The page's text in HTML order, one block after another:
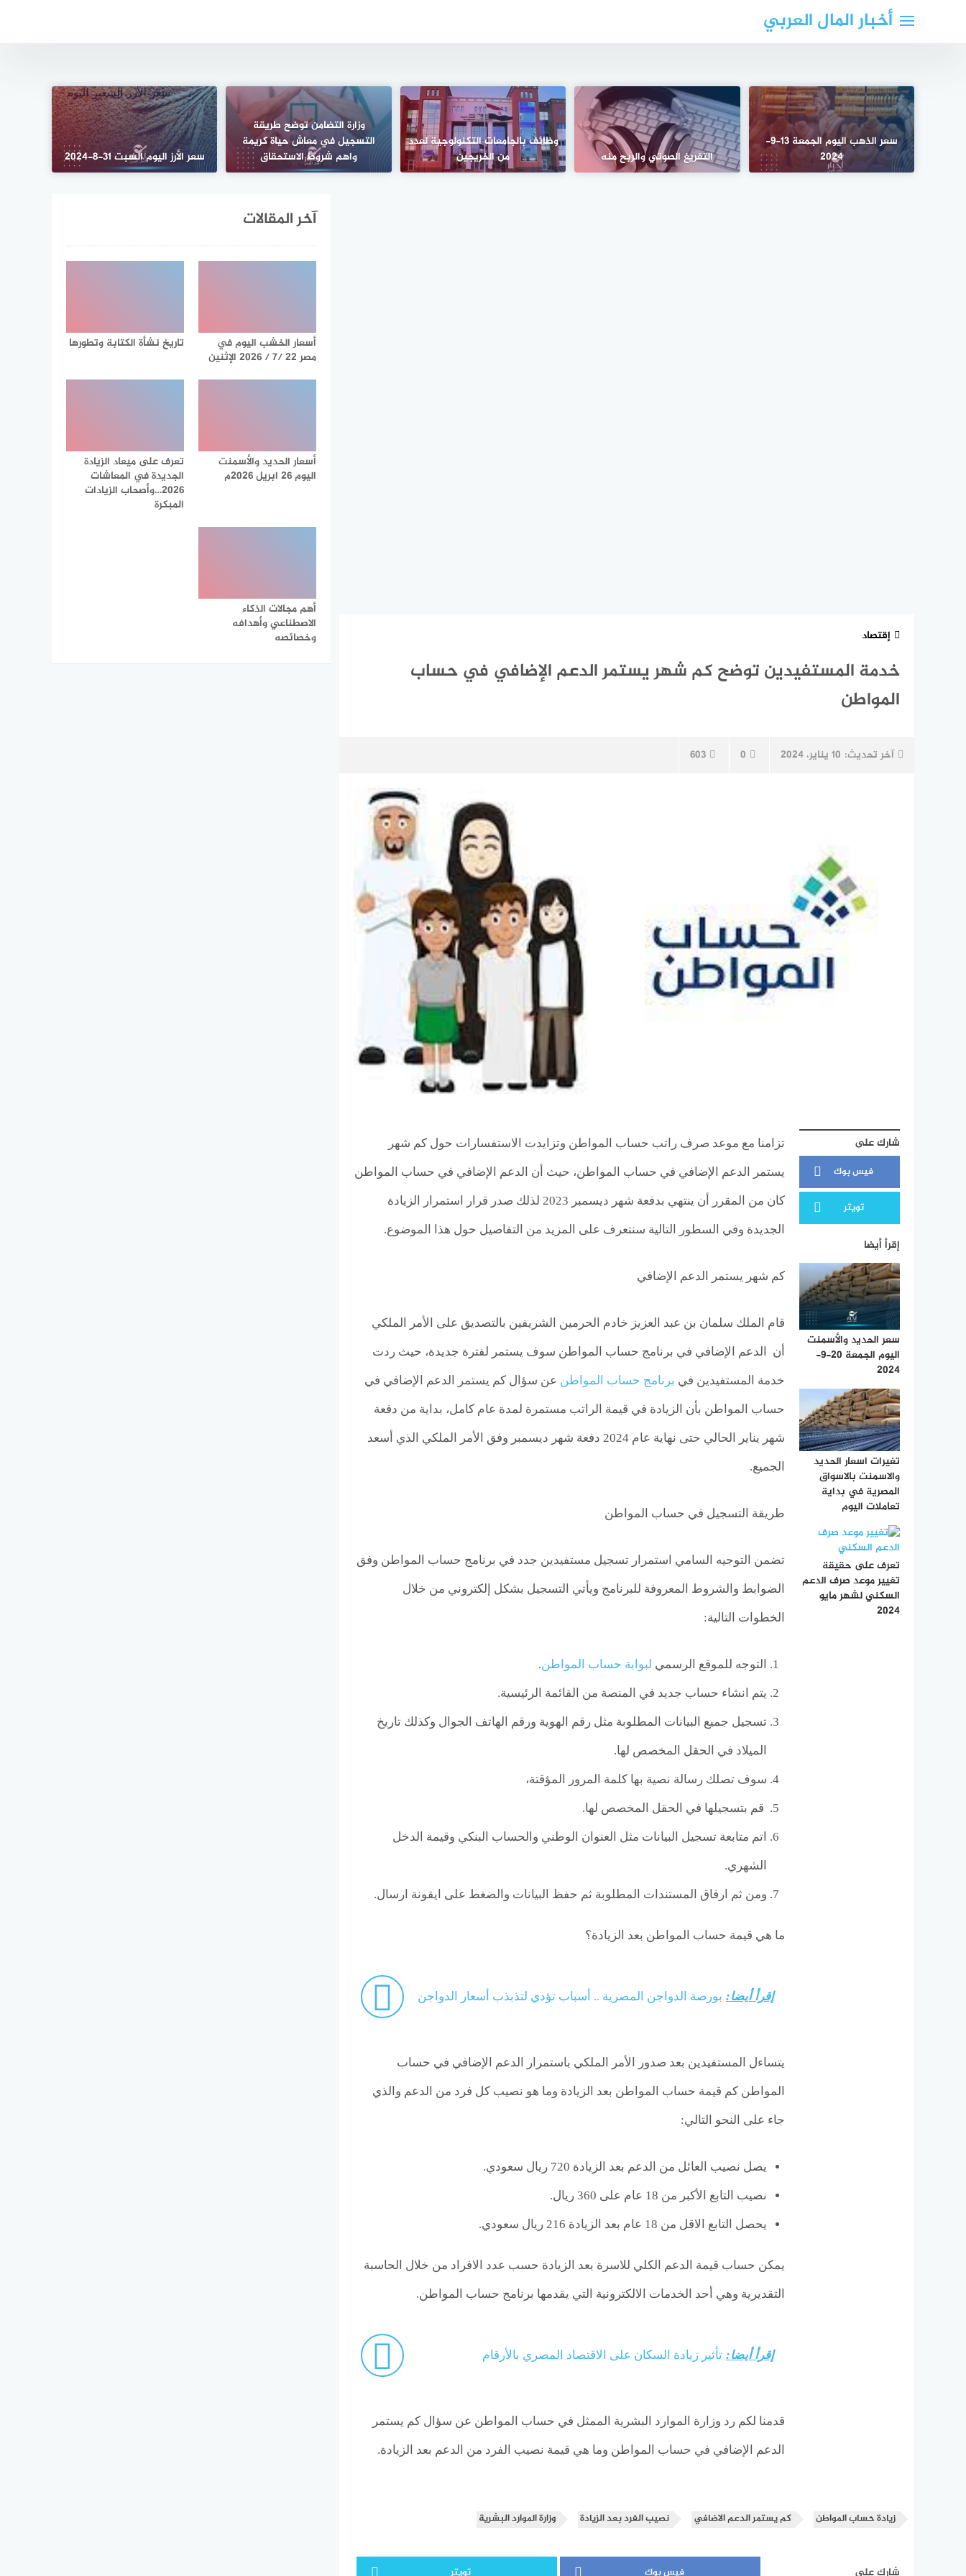
أخبار المال العربي
سعر الذهب اليوم الجمعة 13-9-
2024
التفريغ الصوتي والربح منه
وظائف بالجامعات التكنولوجية لعدد
من الخريجين
وزارة التضامن توضح طريقة
التسجيل في معاش حياة كريمة
واهم شروط الاستحقاق
سعر الأرز اليوم السبت 31-8-2024
إقتصاد
خدمة المستفيدين توضح كم شهر يستمر الدعم الإضافي في حساب
المواطن
آخر تحديث: 10 يناير، 2024 0
603
شارك على
فيس بوك
تويتر
إقرأ أيضا
سعر الحديد والأسمنت
اليوم الجمعة 20-9-
2024
تغيرات اسعار الحديد
والاسمنت بالاسواق
المصرية في بداية
تعاملات اليوم
تعرف على حقيقة
تغيير موعد صرف الدعم
السكني لشهر مايو
2024
تزامنا مع موعد صرف راتب حساب المواطن وتزايدت الاستفسارات حول كم شهر
يستمر الدعم الإضافي في حساب المواطن، حيث أن الدعم الإضافي في حساب المواطن
كان من المقرر أن ينتهي بدفعة شهر ديسمبر 2023 لذلك صدر قرار استمرار الزيادة
الجديدة وفي السطور التالية سنتعرف على المزيد من التفاصيل حول هذا الموضوع.
كم شهر يستمر الدعم الإضافي
قام الملك سلمان بن عبد العزيز خادم الحرمين الشريفين بالتصديق على الأمر الملكي
أن الدعم الإضافي في برنامج حساب المواطن سوف يستمر لفترة جديدة، حيث ردت
خدمة المستفيدين في برنامج حساب المواطن عن سؤال كم يستمر الدعم الإضافي في
حساب المواطن بأن الزيادة في قيمة الراتب مستمرة لمدة عام كامل، بداية من دفعة
شهر يناير الحالي حتى نهاية عام 2024 دفعة شهر ديسمبر وفق الأمر الملكي الذي أسعد
الجميع.
طريقة التسجيل في حساب المواطن
تضمن التوجيه السامي استمرار تسجيل مستفيدين جدد في برنامج حساب المواطن وفق
الضوابط والشروط المعروفة للبرنامج ويأتي التسجيل بشكل إلكتروني من خلال
الخطوات التالية:
التوجه للموقع الرسمي لبوابة حساب المواطن.
يتم انشاء حساب جديد في المنصة من القائمة الرئيسية.
تسجيل جميع البيانات المطلوبة مثل رقم الهوية ورقم الهاتف الجوال وكذلك تاريخ
الميلاد في الحقل المخصص لها.
سوف تصلك رسالة نصية بها كلمة المرور المؤقتة،
قم بتسجيلها في الحقل المخصص لها.
اتم متابعة تسجيل البيانات مثل العنوان الوطني والحساب البنكي وقيمة الدخل
الشهري.
ومن ثم ارفاق المستندات المطلوبة ثم حفظ البيانات والضغط على ايقونة ارسال.
ما هي قيمة حساب المواطن بعد الزيادة؟
إقرأ أيضا: بورصة الدواجن المصرية .. أسباب تؤدي لتذبذب أسعار الدواجن
يتساءل المستفيدين بعد صدور الأمر الملكي باستمرار الدعم الإضافي في حساب
المواطن كم قيمة حساب المواطن بعد الزيادة وما هو نصيب كل فرد من الدعم والذي
جاء على النحو التالي:
يصل نصيب العائل من الدعم بعد الزيادة 720 ريال سعودي.
نصيب التابع الأكبر من 18 عام على 360 ريال.
يحصل التابع الاقل من 18 عام بعد الزيادة 216 ريال سعودي.
يمكن حساب قيمة الدعم الكلي للاسرة بعد الزيادة حسب عدد الافراد من خلال الحاسبة
التقديرية وهي أحد الخدمات الالكترونية التي يقدمها برنامج حساب المواطن.
إقرأ أيضا: تأثير زيادة السكان على الاقتصاد المصري بالأرقام
قدمنا لكم رد وزارة الموارد البشرية الممثل في حساب المواطن عن سؤال كم يستمر
الدعم الإضافي في حساب المواطن وما هي قيمة نصيب الفرد من الدعم بعد الزيادة.
زيادة حساب المواطن كم يستمر الدعم الاضافي نصيب الفرد بعد الزيادة وزارة الموارد البشرية
فيس بوك تويتر
آخر المقالات
أسعار الخشب اليوم في
مصر 22 /7 / 2026 الإثنين
تاريخ نشأة الكتابة وتطورها
أسعار الحديد والأسمنت
اليوم 26 ابريل 2026م
تعرف على ميعاد الزيادة
الجديدة في المعاشات
2026…وأصحاب الزيادات
المبكرة
أهم مجالات الذكاء
الاصطناعي وأهدافه
وخصائصه